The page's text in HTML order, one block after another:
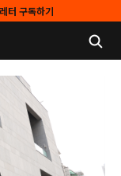
터 구독하기